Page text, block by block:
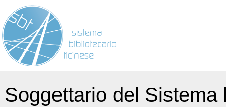
Soggettario del